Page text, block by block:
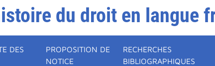
du droit en langue
DES
PROPOSITION DE
NOTICE
RECHERCHES
BIBLIOGRAPHIQUES